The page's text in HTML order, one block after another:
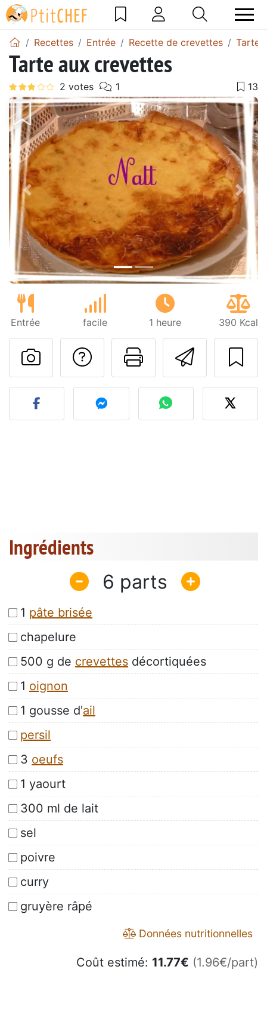
Recettes Entrée Recette de crevettes Tarte
Tarte aux crevettes
Précédent
Entrée facile 1 heure 390 Kcal
Imprimer
Poser une
Publier votre photo de
Ingrédients
6
1 pâte brisée
chapelure
500 g de crevettes décortiquées
1 oignon
1 gousse d'ail
persil
3 oeufs
1 yaourt
300 ml de lait
sel
poivre
curry
gruyère râpé
Données nutritionnelles
Coût estimé: 11.77€ (1.96€/part)